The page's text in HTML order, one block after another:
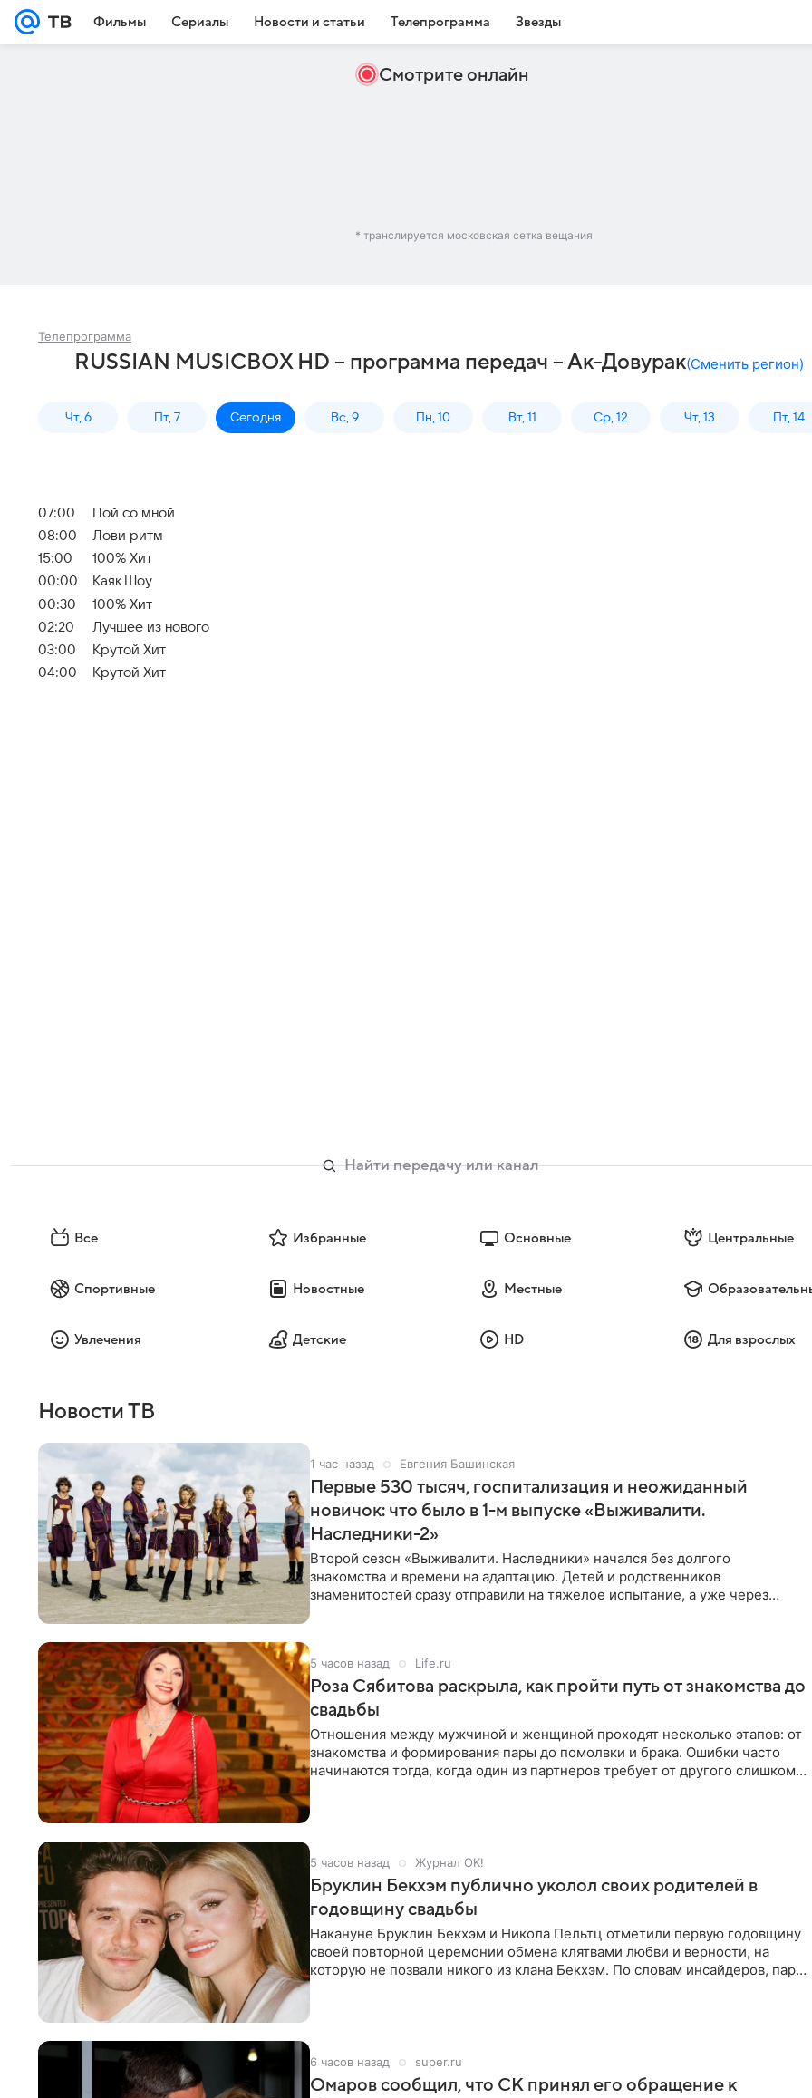
Фильмы Сериалы Новости и статьи Телепрограмма Звезды
Смотрите онлайн
* транслируется московская сетка вещания
Телепрограмма
RUSSIAN MUSICBOX HD – программа передач – Ак-Довурак(Сменить регион)
Чт, 6 Пт, 7 Сегодня Вс, 9 Пн, 10 Вт, 11 Ср, 12 Чт, 13 Пт, 14
07:00
Пой со мной
08:00
Лови ритм
15:00
100% Хит
00:00
Каяк Шоу
00:30
100% Хит
02:20
Лучшее из нового
03:00
Крутой Хит
04:00
Крутой Хит
Все Избранные Основные Центральные
Спортивные Новостные Местные
Увлечения Детские HD Для взрослых
Новости ТВ
1 час назад Евгения Башинская
Первые 530 тысяч, госпитализация и неожиданный
новичок: что было в 1-м выпуске «Выживалити.
Наследники-2»
Второй сезон «Выживалити. Наследники» начался без долгого
знакомства и времени на адаптацию. Детей и родственников
знаменитостей сразу отправили на тяжелое испытание, а уже через
5 часов назад Life.ru
Роза Сябитова раскрыла, как пройти путь от знакомства до
свадьбы
Отношения между мужчиной и женщиной проходят несколько этапов: от
знакомства и формирования пары до помолвки и брака. Ошибки часто
начинаются тогда, когда один из партнеров требует от другого слишком
5 часов назад Журнал OK!
Бруклин Бекхэм публично уколол своих родителей в
годовщину свадьбы
Накануне Бруклин Бекхэм и Никола Пельтц отметили первую годовщину
своей повторной церемонии обмена клятвами любви и верности, на
которую не позвали никого из клана Бекхэм. По словам инсайдеров, пара
6 часов назад super.ru
Омаров сообщил, что СК принял его обращение к